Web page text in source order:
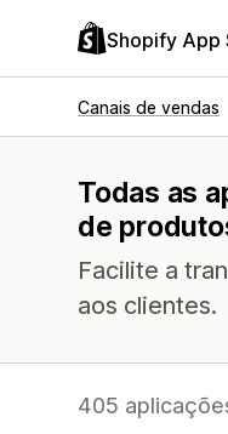
Shopify App
Canais de vendas
Todas as
de
Facilite a
aos clientes.
405